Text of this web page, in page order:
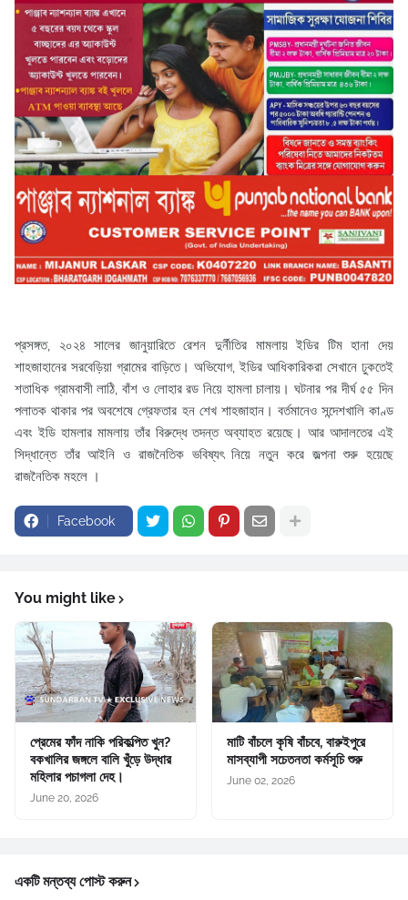
প্রসঙ্গত, ২০২৪ সালের জানুয়ারিতে রেশন দুর্নীতির মামলায় ইডির টিম হানা দেয়
শাহজাহানের সরবেড়িয়া গ্রামের বাড়িতে। অভিযোগ, ইডির আধিকারিকরা সেখানে ঢুকতেই
শতাধিক গ্রামবাসী লাঠি, বাঁশ ও লোহার রড নিয়ে হামলা চালায়। ঘটনার পর দীর্ঘ ৫৫ দিন
পলাতক থাকার পর অবশেষে গ্রেফতার হন শেখ শাহজাহান। বর্তমানেও সন্দেশখালি কাণ্ড
এবং ইডি হামলার মামলায় তাঁর বিরুদ্ধে তদন্ত অব্যাহত রয়েছে। আর আদালতের এই
সিদ্ধান্তে তাঁর আইনি ও রাজনৈতিক ভবিষ্যৎ নিয়ে নতুন করে জল্পনা শুরু হয়েছে
রাজনৈতিক মহলে ।
Facebook
You might like
প্রেমের ফাঁদ নাকি পরিকল্পিত খুন?
বকখালির জঙ্গলে বালি খুঁড়ে উদ্ধার
মহিলার পচাগলা দেহ।
June 20, 2026
মাটি বাঁচলে কৃষি বাঁচবে, বারুইপুরে
মাসব্যাপী সচেতনতা কর্মসূচি শুরু
June 02, 2026
একটি মন্তব্য পোস্ট করুন